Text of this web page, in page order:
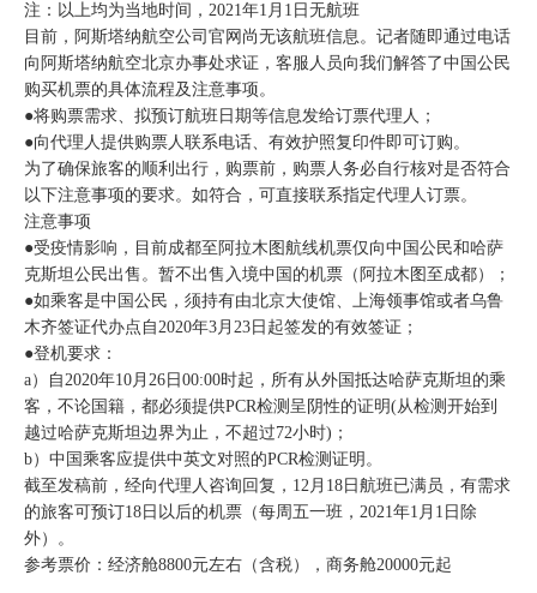
注：以上均为当地时间，2021年1月1日无航班
目前，阿斯塔纳航空公司官网尚无该航班信息。记者随即通过电话
向阿斯塔纳航空北京办事处求证，客服人员向我们解答了中国公民
购买机票的具体流程及注意事项。
●将购票需求、拟预订航班日期等信息发给订票代理人；
●向代理人提供购票人联系电话、有效护照复印件即可订购。
为了确保旅客的顺利出行，购票前，购票人务必自行核对是否符合
以下注意事项的要求。如符合，可直接联系指定代理人订票。
注意事项
●受疫情影响，目前成都至阿拉木图航线机票仅向中国公民和哈萨
克斯坦公民出售。暂不出售入境中国的机票（阿拉木图至成都）；
●如乘客是中国公民，须持有由北京大使馆、上海领事馆或者乌鲁
木齐签证代办点自2020年3月23日起签发的有效签证；
●登机要求：
a）自2020年10月26日00:00时起，所有从外国抵达哈萨克斯坦的乘
客，不论国籍，都必须提供PCR检测呈阴性的证明(从检测开始到
越过哈萨克斯坦边界为止，不超过72小时)；
b）中国乘客应提供中英文对照的PCR检测证明。
截至发稿前，经向代理人咨询回复，12月18日航班已满员，有需求
的旅客可预订18日以后的机票（每周五一班，2021年1月1日除
外）。
参考票价：经济舱8800元左右（含税），商务舱20000元起